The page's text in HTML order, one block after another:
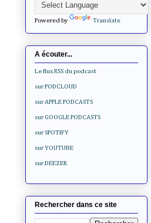
Powered by Translate
A écouter...
Le flux RSS du podcast
sur PODCLOUD
sur APPLE PODCASTS
sur GOOGLE PODCASTS
sur SPOTIFY
sur YOUTUBE
sur DEEZER
Rechercher dans ce site